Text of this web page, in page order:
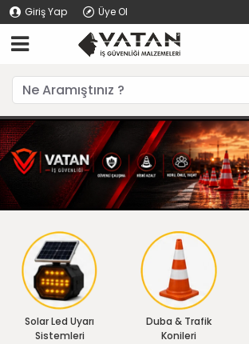
Giriş Yap Üye Ol
Solar Led Uyarı
Sistemleri
Duba & Trafik
Konileri